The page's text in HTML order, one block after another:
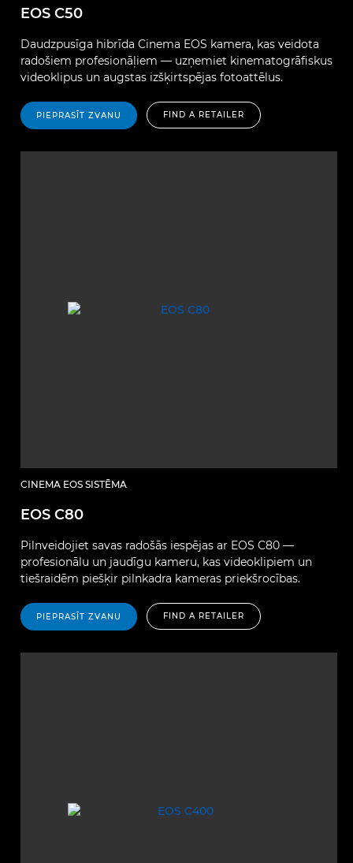
EOS C50
Daudzpusīga hibrīda Cinema EOS kamera, kas veidota
radošiem profesionāļiem — uzņemiet kinematogrāfiskus
videoklipus un augstas izšķirtspējas fotoattēlus.
PIEPRASĪT ZVANU FIND A RETAILER
CINEMA EOS SISTĒMA
EOS C80
Pilnveidojiet savas radošās iespējas ar EOS C80 —
profesionālu un jaudīgu kameru, kas videoklipiem un
tiešraidēm piešķir pilnkadra kameras priekšrocības.
PIEPRASĪT ZVANU FIND A RETAILER